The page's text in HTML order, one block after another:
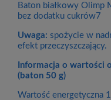
Baton białkowy Olimp
bez dodatku cukrów7
Uwaga: spożycie w
efekt przeczyszczający.
Informacja o wartości
(baton 50 g)
Wartość energetyczna